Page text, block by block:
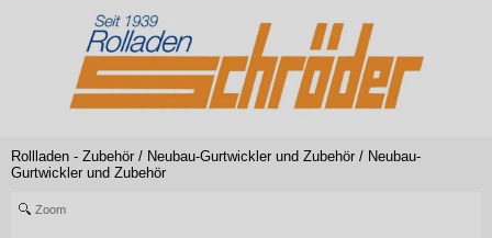
Rollladen - Zubehör / Neubau-Gurtwickler und Zubehör / Neubau-
Gurtwickler und Zubehör
Zoom